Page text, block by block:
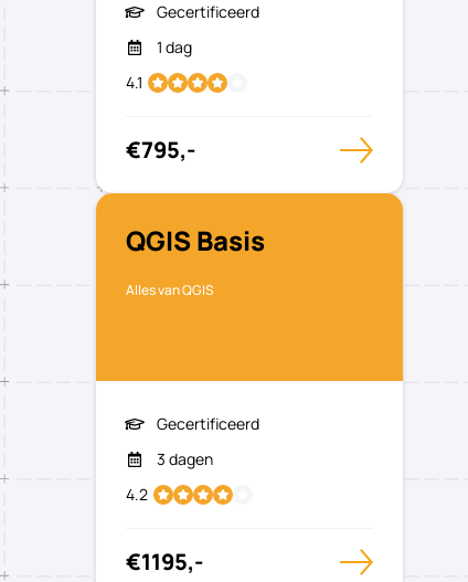
Gecertificeerd
1 dag
4.1
€795,-
QGIS Basis
Alles van QGIS
Gecertificeerd
3 dagen
4.2
€1195,-